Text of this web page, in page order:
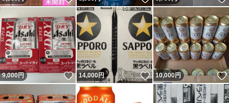
9,000円 いいね！
14,000円 いいね！
10,000円